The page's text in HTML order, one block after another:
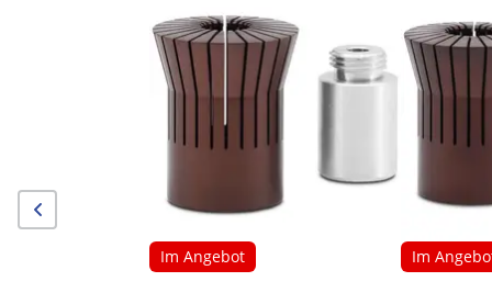
Im Angebot Im